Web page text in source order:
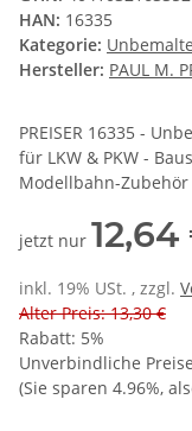
HAN: 16335
Kategorie:
Hersteller: PAUL M.
PREISER 16335 -
für LKW & PKW -
Modellbahn-
jetzt nur
inkl. 19% USt. , zzgl.
Alter Preis: 13,30 €
Rabatt: 5%
Unverbindliche
(Sie sparen 4.96%,